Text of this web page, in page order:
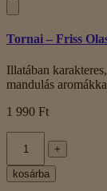
Tornai – Friss
Illatában
mandulás
1 990 Ft
+
kosárba